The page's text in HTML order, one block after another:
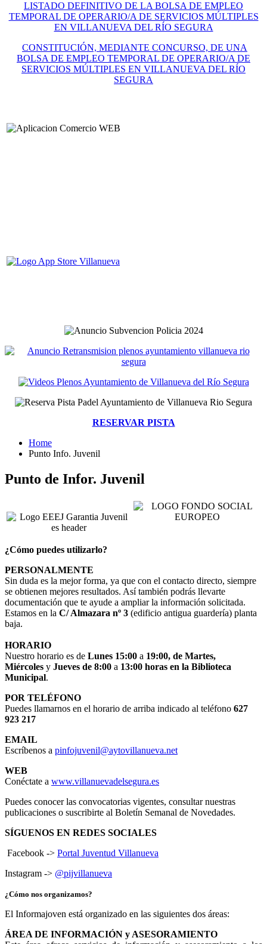
LISTADO DEFINITIVO DE LA BOLSA DE EMPLEO
TEMPORAL DE OPERARIO/A DE SERVICIOS MÚLTIPLES
EN VILLANUEVA DEL RÍO SEGURA
CONSTITUCIÓN, MEDIANTE CONCURSO, DE UNA
BOLSA DE EMPLEO TEMPORAL DE OPERARIO/A DE
SERVICIOS MÚLTIPLES EN VILLANUEVA DEL RÍO
SEGURA
RESERVAR PISTA
Home
Punto Info. Juvenil
Punto de Infor. Juvenil
¿Cómo puedes utilizarlo?
PERSONALMENTE
Sin duda es la mejor forma, ya que con el contacto directo, siempre
se obtienen mejores resultados. Así también podrás llevarte
documentación que te ayude a ampliar la información solicitada.
Estamos en la C/ Almazara nº 3 (edificio antigua guardería) planta
baja.
HORARIO
Nuestro horario es de Lunes 15:00 a 19:00, de Martes,
Miércoles y Jueves de 8:00 a 13:00 horas en la Biblioteca
Municipal.
POR TELÉFONO
Puedes llamarnos en el horario de arriba indicado al teléfono 627
923 217
EMAIL
Escríbenos a pinfojuvenil@aytovillanueva.net
WEB
Conéctate a www.villanuevadelsegura.es
Puedes conocer las convocatorias vigentes, consultar nuestras
publicaciones o suscribirte al Boletín Semanal de Novedades.
SÍGUENOS EN REDES SOCIALES
Facebook -> Portal Juventud Villanueva
Instagram -> @pijvillanueva
¿Cómo nos organizamos?
El Informajoven está organizado en las siguientes dos áreas:
ÁREA DE INFORMACIÓN y ASESORAMIENTO